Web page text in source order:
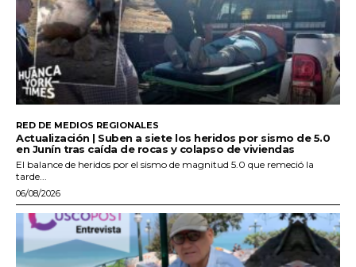
RED DE MEDIOS REGIONALES
Actualización | Suben a siete los heridos por sismo de 5.0
en Junín tras caída de rocas y colapso de viviendas
El balance de heridos por el sismo de magnitud 5.0 que remeció la
tarde...
06/08/2026